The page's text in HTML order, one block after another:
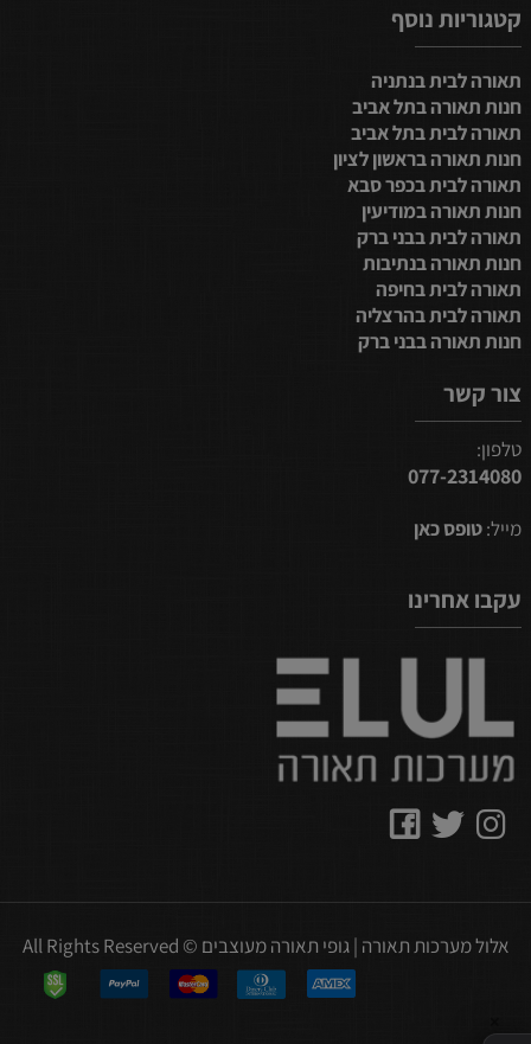
קטגוריות נוסף
תאורה לבית בנתניה
חנות תאורה בתל אביב
תאורה לבית בתל אביב
חנות תאורה בראשון לציון
תאורה לבית בכפר סבא
חנות תאורה במודיעין
תאורה לבית בבני ברק
חנות תאורה בנתיבות
תאורה לבית בחיפה
תאורה לבית בהרצליה
חנות תאורה בבני ברק
צור קשר
טלפון:
077-2314080
מייל:טופס כאן
עקבו אחרינו
אלול מערכות תאורה | גופי תאורה מעוצבים © All Rights Reserved